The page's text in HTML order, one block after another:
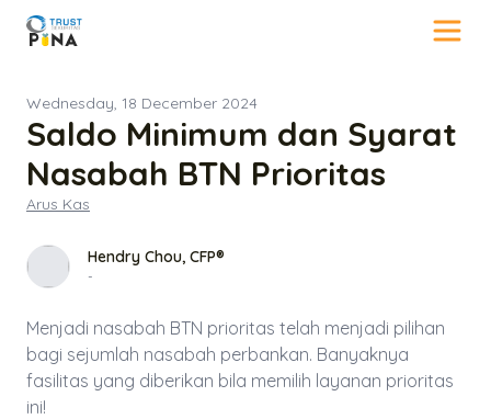
Wednesday, 18 December 2024
Saldo Minimum dan Syarat
Nasabah BTN Prioritas
Arus Kas
Hendry Chou, CFP®
-
Menjadi nasabah BTN prioritas telah menjadi pilihan
bagi sejumlah nasabah perbankan. Banyaknya
fasilitas yang diberikan bila memilih layanan prioritas
ini!